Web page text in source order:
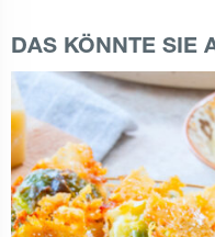
DAS KÖNNTE SIE